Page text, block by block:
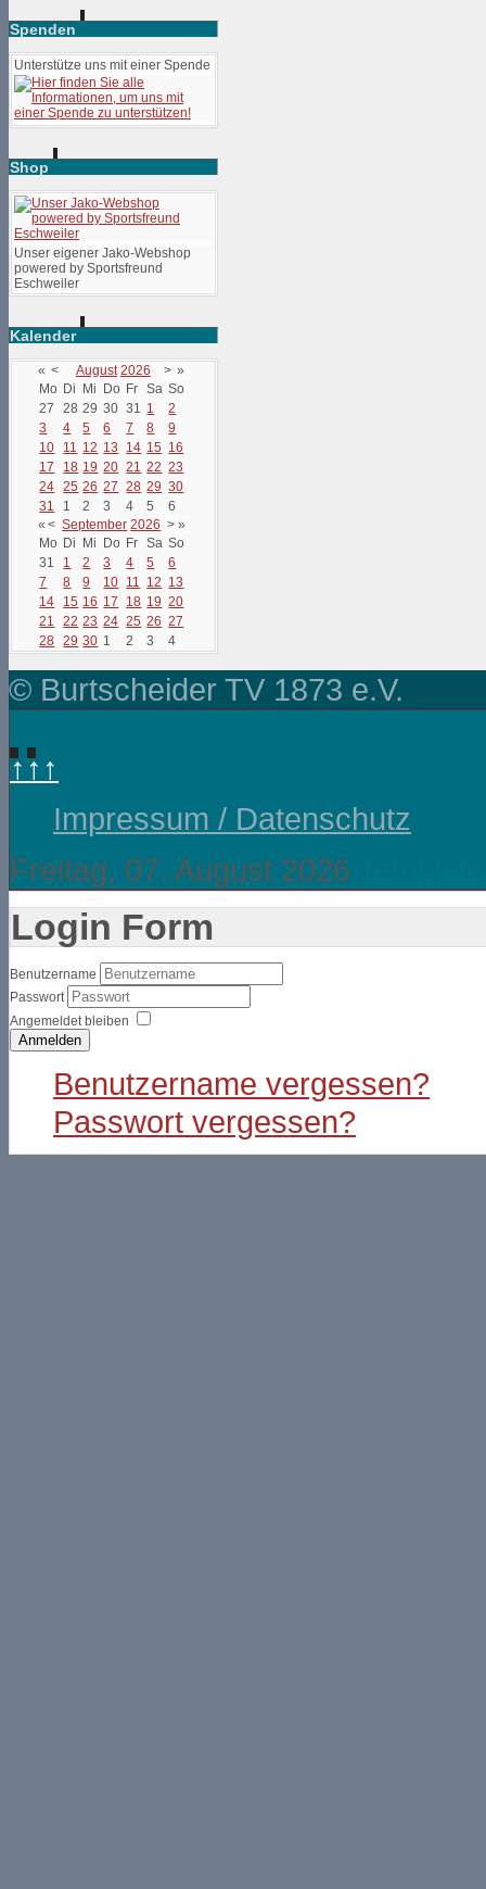
Spenden
Unterstütze uns mit einer Spende
Shop
Unser eigener Jako-Webshop
powered by Sportsfreund
Eschweiler
Kalender
« < August 2026 > »
Mo Di Mi Do Fr Sa So
27
28 29 30 31 1
2
3
4 5 6 7 8
9
10
11 12 13 14 15 16
17
18 19 20 21 22 23
24 25 26 27 28 29 30
31
1 2 3 4 5
6
« < September 2026 > »
Mo Di Mi Do Fr Sa So
31
1 2 3 4 5
6
7
8 9 10 11 12 13
14
15 16 17 18 19 20
21
22 23 24 25 26 27
28 29 30 1 2 3 4
© Burtscheider TV 1873 e.V.
↑↑↑
Impressum / Datenschutz
Freitag, 07. August 2026
Login Form
Benutzername
Passwort
Angemeldet bleiben
Anmelden
Benutzername vergessen?
Passwort vergessen?